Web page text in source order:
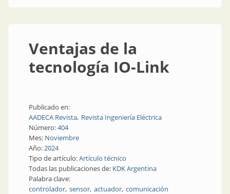
Ventajas de la
tecnología IO-Link
Publicado en:
AADECA Revista Revista Ingeniería Eléctrica
Número:404
Mes: Noviembre
Año:2024
Tipo de artículo:Artículo técnico
Todas las publicaciones de: KDK Argentina
Palabra clave:
controlador sensor actuador comunicación